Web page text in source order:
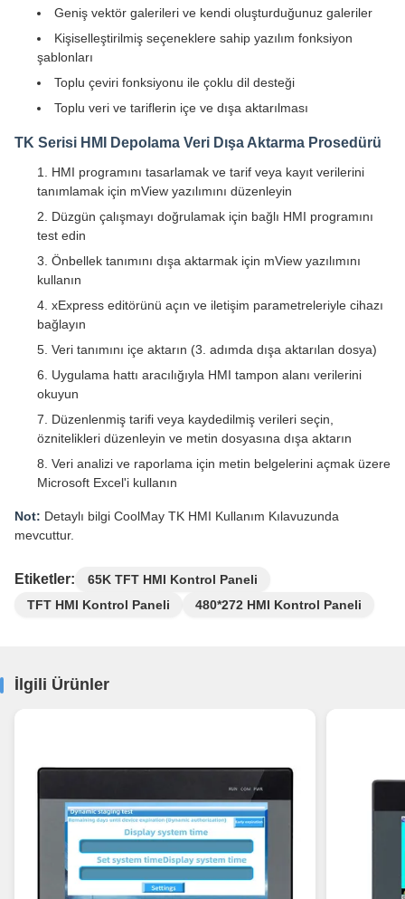
Geniş vektör galerileri ve kendi oluşturduğunuz galeriler
Kişiselleştirilmiş seçeneklere sahip yazılım fonksiyon
şablonları
Toplu çeviri fonksiyonu ile çoklu dil desteği
Toplu veri ve tariflerin içe ve dışa aktarılması
TK Serisi HMI Depolama Veri Dışa Aktarma Prosedürü
HMI programını tasarlamak ve tarif veya kayıt verilerini
tanımlamak için mView yazılımını düzenleyin
Düzgün çalışmayı doğrulamak için bağlı HMI programını
test edin
Önbellek tanımını dışa aktarmak için mView yazılımını
kullanın
xExpress editörünü açın ve iletişim parametreleriyle cihazı
bağlayın
Veri tanımını içe aktarın (3. adımda dışa aktarılan dosya)
Uygulama hattı aracılığıyla HMI tampon alanı verilerini
okuyun
Düzenlenmiş tarifi veya kaydedilmiş verileri seçin,
öznitelikleri düzenleyin ve metin dosyasına dışa aktarın
Veri analizi ve raporlama için metin belgelerini açmak üzere
Microsoft Excel'i kullanın
Not: Detaylı bilgi CoolMay TK HMI Kullanım Kılavuzunda
mevcuttur.
Etiketler:
65K TFT HMI Kontrol Paneli
TFT HMI Kontrol Paneli
480*272 HMI Kontrol Paneli
İlgili Ürünler